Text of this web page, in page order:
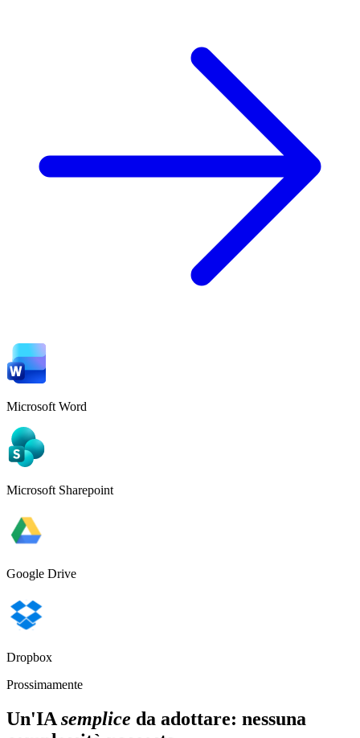
Microsoft Word
Microsoft Sharepoint
Google Drive
Dropbox
Prossimamente
Un'IA semplice da adottare: nessuna